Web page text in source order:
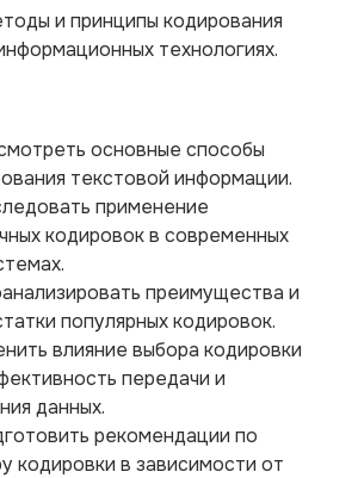
и принципы кодирования
технологиях.
основные способы
текстовой информации.
применение
кодировок в современных
преимущества и
популярных кодировок.
влияние выбора кодировки
передачи и
данных.
рекомендации по
кодировки в зависимости от